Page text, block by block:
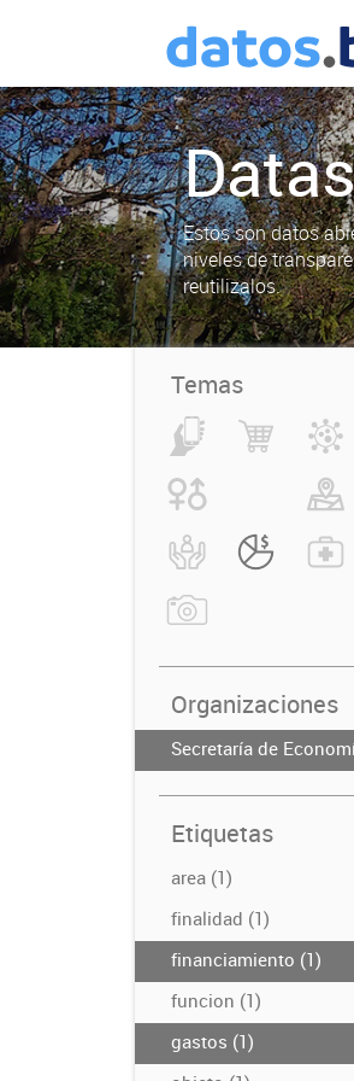
Estos son datos
niveles de
reutilizalos.
Temas
Organizaciones
Secretaría de
Etiquetas
area (1)
finalidad (1)
financiamiento (1)
funcion (1)
gastos (1)